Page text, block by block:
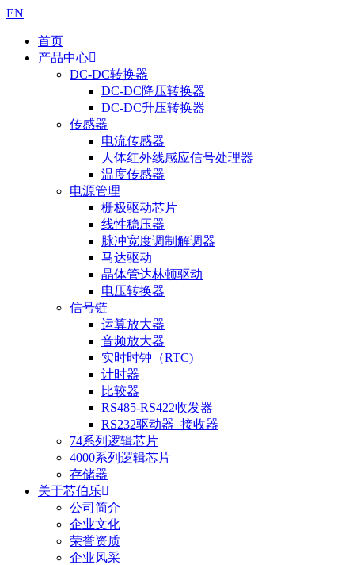
EN
首页
产品中心
DC-DC转换器
DC-DC降压转换器
DC-DC升压转换器
传感器
电流传感器
人体红外线感应信号处理器
温度传感器
电源管理
栅极驱动芯片
线性稳压器
脉冲宽度调制解调器
马达驱动
晶体管达林顿驱动
电压转换器
信号链
运算放大器
音频放大器
实时时钟（RTC)
计时器
比较器
RS485-RS422收发器
RS232驱动器_接收器
74系列逻辑芯片
4000系列逻辑芯片
存储器
关于芯伯乐
公司简介
企业文化
荣誉资质
企业风采